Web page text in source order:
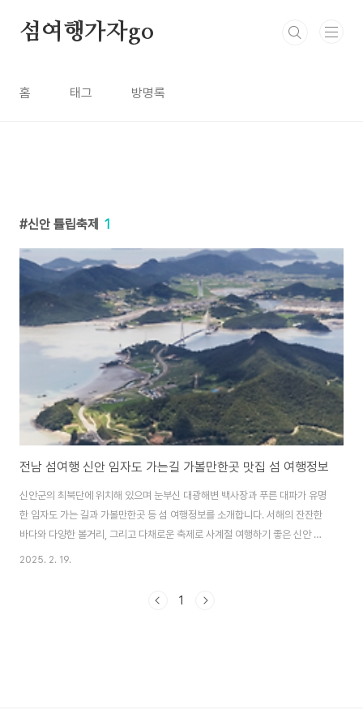
섬여행가자go
홈 태그 방명록
신안 튤립축제 1
전남 섬여행 신안 임자도 가는길 가볼만한곳 맛집 섬 여행정보
신안군의 최북단에 위치해 있으며 눈부신 대광해변 백사장과 푸른 대파가 유명
한 임자도 가는 길과 가볼만한곳 등 섬 여행정보를 소개합니다. 서해의 잔잔한
바다와 다양한 볼거리, 그리고 다채로운 축제로 사계절 여행하기 좋은 신안 임
자도로 섬 여행 떠나보세요. 해안 절벽이 병풍처럼 아름다우며 맨드라미가 섬
도 가는 배편 & 여행 정보 알아보기 임자도 가는길임자도는 신안군의 최북단
2025. 2. 19.
1